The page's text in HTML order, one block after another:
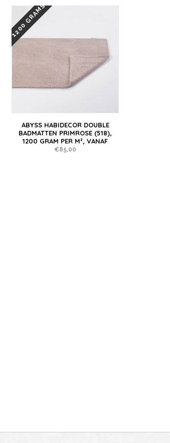
1200 GRAMS
ABYSS HABIDECOR DOUBLE
BADMATTEN PRIMROSE (518),
1200 GRAM PER M², VANAF
€85,00